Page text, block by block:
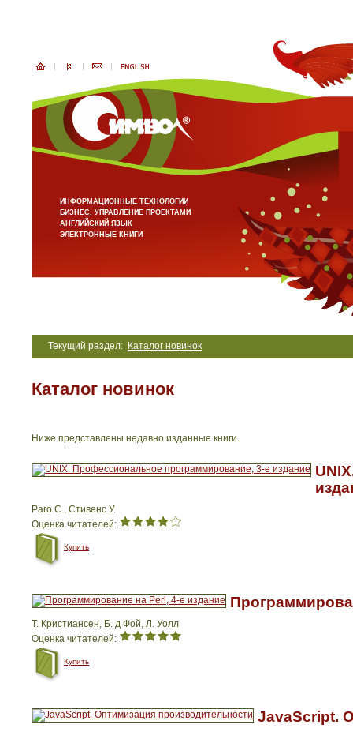
ИНФОРМАЦИОННЫЕ ТЕХНОЛОГИИ
БИЗНЕС, УПРАВЛЕНИЕ ПРОЕКТАМИ
АНГЛИЙСКИЙ ЯЗЫК
ЭЛЕКТРОННЫЕ КНИГИ
Текущий раздел: Каталог новинок
Каталог новинок
Ниже представлены недавно изданные книги.
Раго С., Стивенс У.
Оценка читателей:
Купить
Т. Кристиансен, Б. д Фой, Л. Уолл
Оценка читателей:
Купить
JavaScript.